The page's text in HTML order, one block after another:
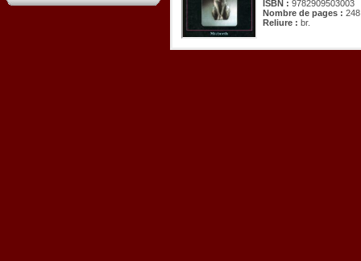
ISBN : 9782909503003
Nombre de pages : 248
Reliure : br.